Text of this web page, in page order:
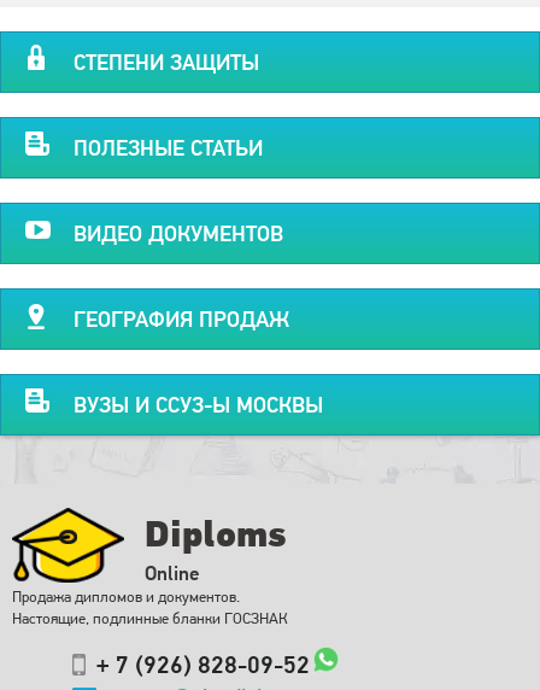
СТЕПЕНИ ЗАЩИТЫ
ПОЛЕЗНЫЕ СТАТЬИ
ВИДЕО ДОКУМЕНТОВ
ГЕОГРАФИЯ ПРОДАЖ
ВУЗЫ И ССУЗ-Ы МОСКВЫ
Diploms
Online
Продажа дипломов и документов.
Настоящие, подлинные бланки ГОСЗНАК
+ 7 (926) 828-09-52